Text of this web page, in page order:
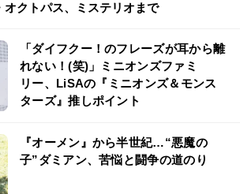
オクトパス、ミステリオまで
「ダイフクー！のフレーズが耳から離
れない！(笑)」ミニオンズファミ
リー、LiSAの『ミニオンズ＆モンス
ターズ』推しポイント
『オーメン』から半世紀…“悪魔の
子”ダミアン、苦悩と闘争の道のり